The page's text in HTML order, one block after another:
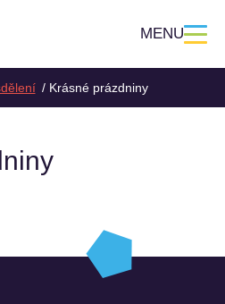
MENU
Krásné prázdniny